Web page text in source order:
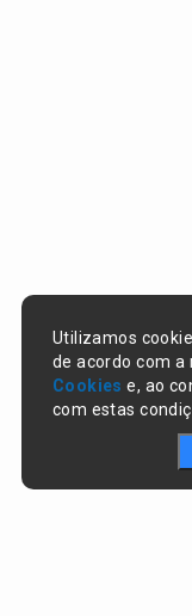
Utilizamos
de acordo com a
Cookies e, ao
com estas